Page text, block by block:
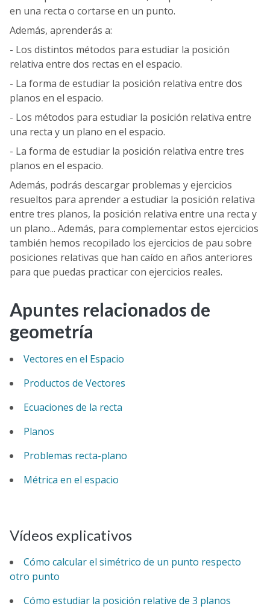
en una recta o cortarse en un punto.
Además, aprenderás a:
- Los distintos métodos para estudiar la posición
relativa entre dos rectas en el espacio.
- La forma de estudiar la posición relativa entre dos
planos en el espacio.
- Los métodos para estudiar la posición relativa entre
una recta y un plano en el espacio.
- La forma de estudiar la posición relativa entre tres
planos en el espacio.
Además, podrás descargar problemas y ejercicios
resueltos para aprender a estudiar la posición relativa
entre tres planos, la posición relativa entre una recta y
un plano... Además, para complementar estos ejercicios
también hemos recopilado los ejercicios de pau sobre
posiciones relativas que han caído en años anteriores
para que puedas practicar con ejercicios reales.
Apuntes relacionados de
geometría
Vectores en el Espacio
Productos de Vectores
Ecuaciones de la recta
Planos
Problemas recta-plano
Métrica en el espacio
Vídeos explicativos
Cómo calcular el simétrico de un punto respecto
otro punto
Cómo estudiar la posición relative de 3 planos